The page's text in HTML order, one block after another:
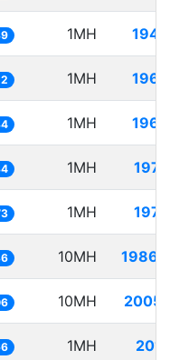
1MH
1MH
1MH
1MH
1MH
10MH
10MH
1MH